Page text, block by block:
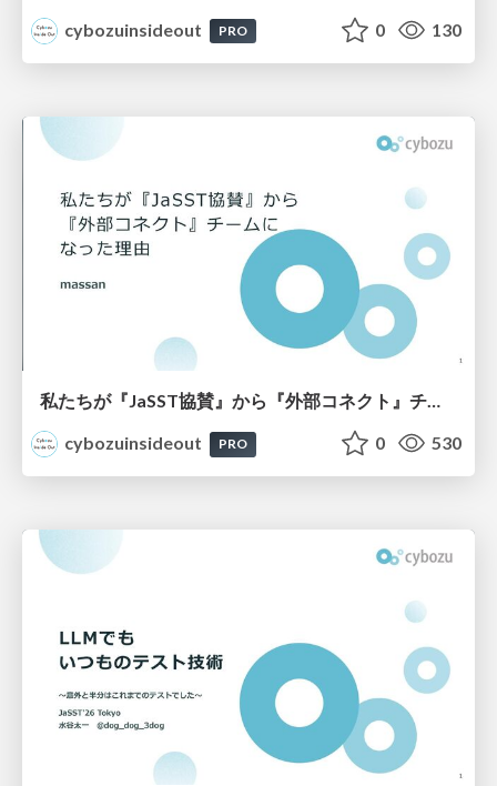
cybozuinsideout
PRO 0 130
私たちが『JaSST協賛』から『外部コネクト』チームになった理由
cybozuinsideout
PRO 0 530